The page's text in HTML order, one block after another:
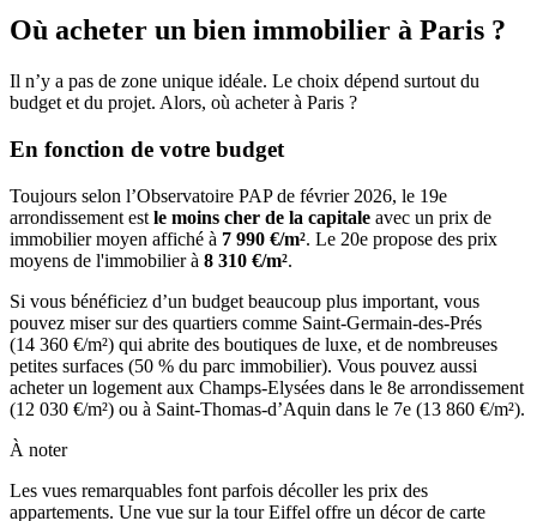
Où acheter un bien immobilier à Paris ?
Il n’y a pas de zone unique idéale. Le choix dépend surtout du
budget et du projet. Alors, où acheter à Paris ?
En fonction de votre budget
Toujours selon l’Observatoire PAP de février 2026, le 19e
arrondissement est le moins cher de la capitale avec un prix de
immobilier moyen affiché à 7 990 €/m². Le 20e propose des prix
moyens de l'immobilier à 8 310 €/m².
Si vous bénéficiez d’un budget beaucoup plus important, vous
pouvez miser sur des quartiers comme Saint-Germain-des-Prés
(14 360 €/m²) qui abrite des boutiques de luxe, et de nombreuses
petites surfaces (50 % du parc immobilier). Vous pouvez aussi
acheter un logement aux Champs-Elysées dans le 8e arrondissement
(12 030 €/m²) ou à Saint-Thomas-d’Aquin dans le 7e (13 860 €/m²).
À noter
Les vues remarquables font parfois décoller les prix des
appartements. Une vue sur la tour Eiffel offre un décor de carte